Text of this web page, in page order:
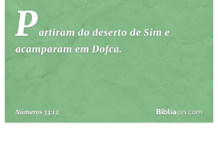
10 MANDAMENTOS
ESTUDOS BÍBLICOS
ESBOÇOS DE PREGAÇÃO
PERGUNTE À BÍBLIA